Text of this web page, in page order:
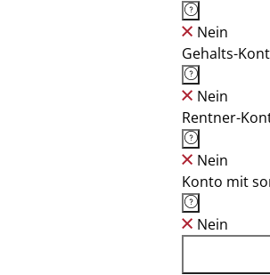
Nein
Gehalts-
Nein
Rentner-
Nein
Konto mit
Nein